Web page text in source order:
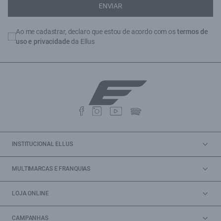
ENVIAR
Ao me cadastrar, declaro que estou de acordo com ostermos de
uso e privacidade da Ellus
INSTITUCIONAL ELLUS
MULTIMARCAS E FRANQUIAS
LOJA ONLINE
CAMPANHAS